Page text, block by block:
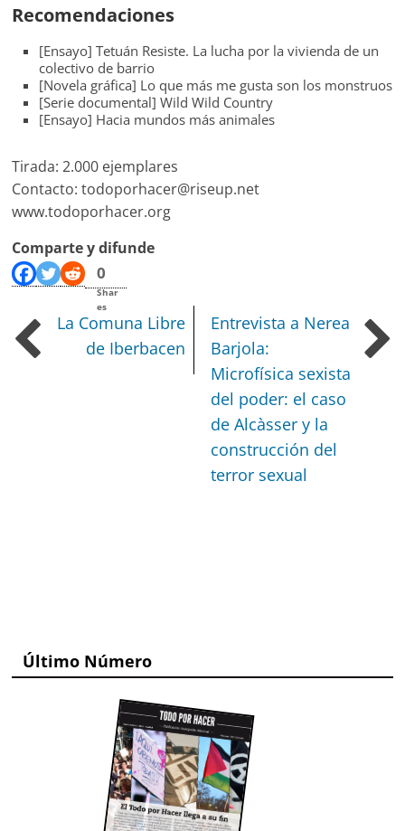
Recomendaciones
[Ensayo] Tetuán Resiste. La lucha por la vivienda de un
colectivo de barrio
[Novela gráfica] Lo que más me gusta son los monstruos
[Serie documental] Wild Wild Country
[Ensayo] Hacia mundos más animales
Tirada: 2.000 ejemplares
Contacto: todoporhacer@riseup.net
www.todoporhacer.org
Comparte y difunde
0
Shar
es
La Comuna Libre
de Iberbacen
Entrevista a Nerea
Barjola:
Microfísica sexista
del poder: el caso
de Alcàsser y la
construcción del
terror sexual
Último Número